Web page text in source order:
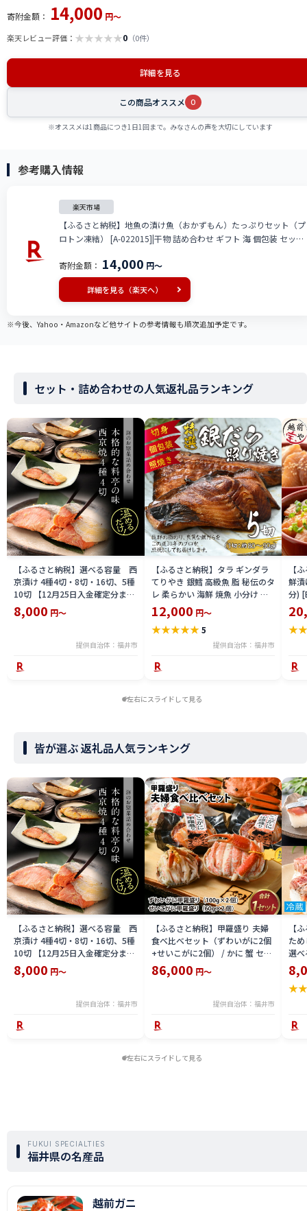
寄附金額： 14,000 円～
楽天レビュー評価： ★★★★★0 （0件）
詳細を見る
この商品オススメ 0
※オススメは1商品につき1日1回まで。みなさんの声を大切にしています
参考購入情報
楽天市場
【ふるさと納税】地魚の漬け魚（おかずもん）たっぷりセット（プ
ロトン凍結） [A-022015]|干物 詰め合わせ ギフト 海 個包装 セット
暮 お弁当 酒の肴 保存食 おかず 高浜町 贈り物 魚介類 送料無料
寄附金額： 14,000 円～
詳細を見る（楽天へ）
※今後、Yahoo・Amazonなど他サイトの参考情報も順次追加予定です。
セット・詰め合わせの人気返礼品ランキング
【ふるさと納税】選べる容量 西
京漬け 4種4切・8切・16切、5種
10切 【12月25日入金確定分まで
「年内発送」「年内配送」「年内
お届け」】/ レンジで温めるだけ
8,000 円～
提供自治体：福井市
【ふるさと納税】タラ ギンダラ
てりやき 銀鱈 高級魚 脂 秘伝のタ
レ 柔らかい 海鮮 焼魚 小分け 真
空パック 大きい 切り身 漬け込み
湯銭 レンチン 簡単調理 冷凍配送
送料無料 / 特選 銀だら照り焼き 5
12,000 円～
★★★★★ 5
提供自治体：福井市
【
鮮
分)
確
配
ン
本
★
左右にスライドして見る
皆が選ぶ 返礼品人気ランキング
【ふるさと納税】選べる容量 西
京漬け 4種4切・8切・16切、5種
10切 【12月25日入金確定分まで
「年内発送」「年内配送」「年内
お届け」】/ レンジで温めるだけ
8,000 円～
提供自治体：福井市
【ふるさと納税】甲羅盛り 夫婦
食べ比べセット（ずわいがに2個
+せいこがに2個） / かに 蟹 セイ
コ ずわい ズワイ 内子 外子 国産
冷凍 冬 冬の味覚 珍味 グルメ 国
86,000 円～
提供自治体：福井市
【
た
選
鯖
用
テラ
★
左右にスライドして見る
FUKUI SPECIALTIES
福井県の名産品
越前ガニ